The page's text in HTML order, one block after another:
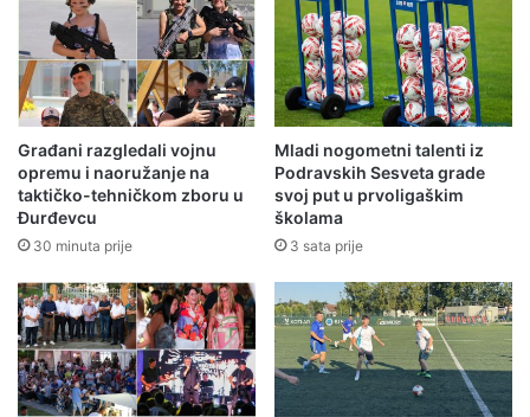
Građani razgledali vojnu
opremu i naoružanje na
taktičko-tehničkom zboru u
Đurđevcu
30 minuta prije
Mladi nogometni talenti iz
Podravskih Sesveta grade
svoj put u prvoligaškim
školama
3 sata prije